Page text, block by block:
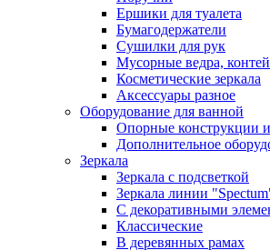
Ершики для туалета
Бумагодержатели
Сушилки для рук
Мусорные ведра,
Косметические зеркала
Аксессуары разное
Оборудование для ванной
Опорные конструкции и
Дополнительное
Зеркала
Зеркала с подсветкой
Зеркала линии
С декоративными
Классические
В деревянных рамах